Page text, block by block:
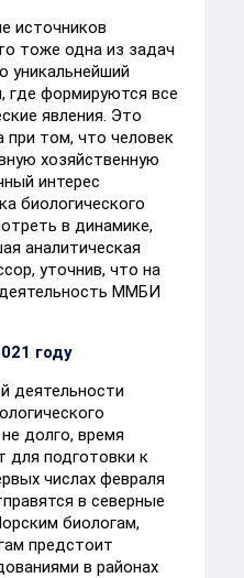
источников
тоже одна из задач
уникальнейший
где формируются все
явления. Это
при том, что человек
хозяйственную
интерес
биологического
в динамике,
аналитическая
уточнив, что на
ММБИ
году
деятельности
долго, время
для подготовки к
числах февраля
в северные
биологам,
предстоит
в районах